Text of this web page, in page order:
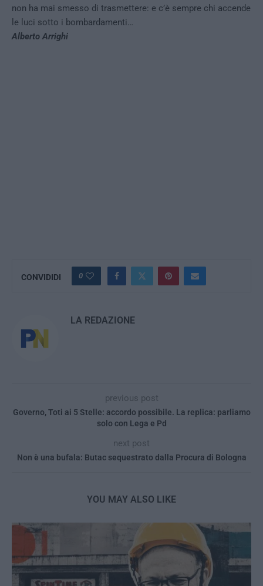
non ha mai smesso di trasmettere: e c’è sempre chi accende
le luci sotto i bombardamenti…
Alberto Arrighi
CONVIDIDI 0
LA REDAZIONE
previous post
Governo, Toti ai 5 Stelle: accordo possibile. La replica: parliamo
solo con Lega e Pd
next post
Non è una bufala: Butac sequestrato dalla Procura di Bologna
YOU MAY ALSO LIKE